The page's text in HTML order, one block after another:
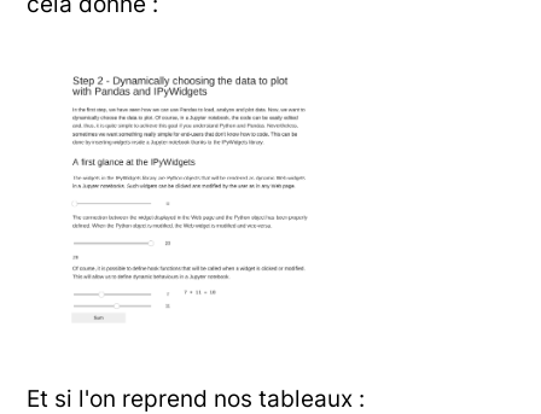
Et si l'on reprend nos tableaux :